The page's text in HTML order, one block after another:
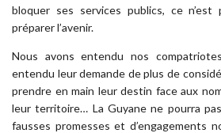
bloquer ses services publics, ce n’est
préparer l’avenir.
Nous avons entendu nos
entendu leur demande de plus de
prendre en main leur destin face aux
leur territoire… La Guyane ne pourra
fausses promesses et d’engagements